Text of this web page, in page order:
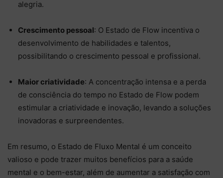
alegria.
Crescimento pessoal: O Estado de Flow incentiva o
desenvolvimento de habilidades e talentos,
possibilitando o crescimento pessoal e profissional.
Maior criatividade: A concentração intensa e a perda
de consciência do tempo no Estado de Flow podem
estimular a criatividade e inovação, levando a soluções
inovadoras e surpreendentes.
Em resumo, o Estado de Fluxo Mental é um conceito
valioso e pode trazer muitos benefícios para a saúde
mental e o bem-estar, além de aumentar a satisfação com